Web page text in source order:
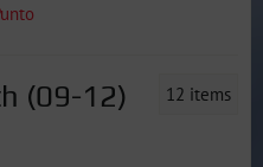
(09-12) 12 items